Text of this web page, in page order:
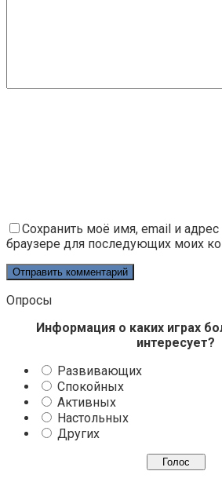
Сохранить моё имя, email и адрес
браузере для последующих моих
Опросы
Информация о каких играх
интересует?
Развивающих
Спокойных
Активных
Настольных
Других